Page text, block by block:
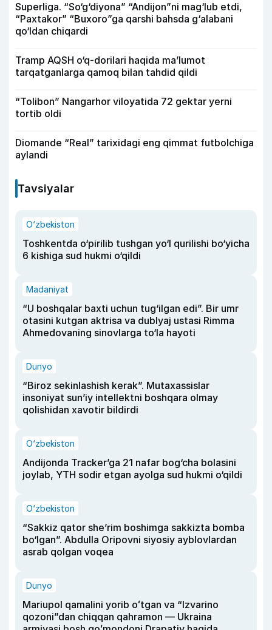
Superliga. “So‘g‘diyona” “Andijon”ni mag‘lub etdi,
“Paxtakor” “Buxoro”ga qarshi bahsda g‘alabani
qo‘ldan chiqardi
Tramp AQSH o‘q-dorilari haqida ma’lumot
tarqatganlarga qamoq bilan tahdid qildi
“Tolibon” Nangarhor viloyatida 72 gektar yerni
tortib oldi
Diomande “Real” tarixidagi eng qimmat futbolchiga
aylandi
Tavsiyalar
O‘zbekiston
Toshkentda o‘pirilib tushgan yo‘l qurilishi bo‘yicha
6 kishiga sud hukmi o‘qildi
Madaniyat
“U boshqalar baxti uchun tug‘ilgan edi”. Bir umr
otasini kutgan aktrisa va dublyaj ustasi Rimma
Ahmedovaning sinovlarga to‘la hayoti
Dunyo
“Biroz sekinlashish kerak”. Mutaxassislar
insoniyat sun’iy intellektni boshqara olmay
qolishidan xavotir bildirdi
O‘zbekiston
Andijonda Tracker’ga 21 nafar bog‘cha bolasini
joylab, YTH sodir etgan ayolga sud hukmi o‘qildi
O‘zbekiston
“Sakkiz qator she’rim boshimga sakkizta bomba
bo‘lgan”. Abdulla Oripovni siyosiy ayblovlardan
asrab qolgan voqea
Dunyo
Mariupol qamalini yorib oʻtgan va “Izvarino
qozoni”dan chiqqan qahramon — Ukraina